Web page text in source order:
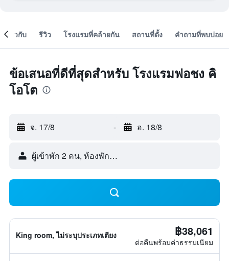
เกี่ยวกับ รีวิว โรงแรมที่คล้ายกัน สถานที่ตั้ง คำถามที่พบบ่อย
ข้อเสนอที่ดีที่สุดสำหรับ โรงแรมฟอชง คิ
โอโต
จ. 17/8 - อ. 18/8
ผู้เข้าพัก 2 คน, ห้องพัก 1 ห้อง
King room, ไม่ระบุประเภทเตียง ฿38,061
ต่อคืนพร้อมค่าธรรมเนียม